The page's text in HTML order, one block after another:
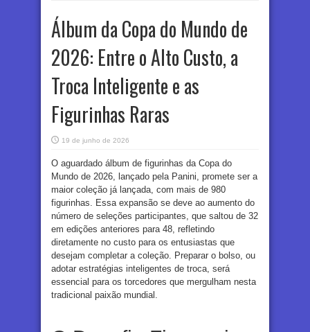
Álbum da Copa do Mundo de
2026: Entre o Alto Custo, a
Troca Inteligente e as
Figurinhas Raras
19 de junho de 2026
O aguardado álbum de figurinhas da Copa do
Mundo de 2026, lançado pela Panini, promete ser a
maior coleção já lançada, com mais de 980
figurinhas. Essa expansão se deve ao aumento do
número de seleções participantes, que saltou de 32
em edições anteriores para 48, refletindo
diretamente no custo para os entusiastas que
desejam completar a coleção. Preparar o bolso, ou
adotar estratégias inteligentes de troca, será
essencial para os torcedores que mergulham nesta
tradicional paixão mundial.